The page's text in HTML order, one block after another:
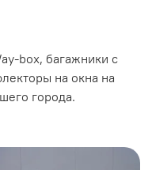
box, багажники с
на окна на
города.